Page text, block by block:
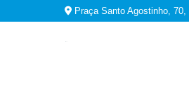
Praça Santo Agostinho,